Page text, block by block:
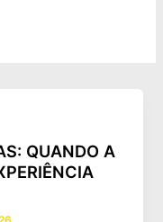
QUANDO A